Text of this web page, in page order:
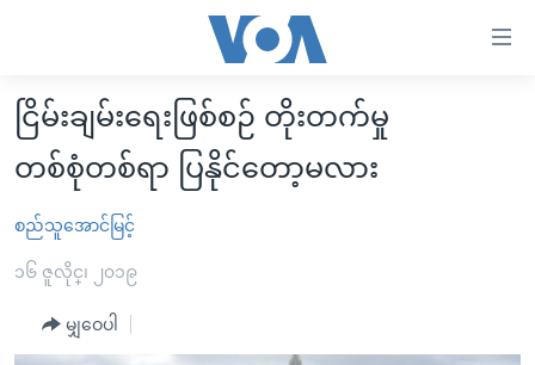
လွယ်ကူ
စေ
Link
များ
မူလစာမျက်နှာ
မြန်မာ
ကမ္ဘာ့သတင်းများ
တရုတ်
ရပ်ဝန်းတခု လမ်းတခု အလွန်
ငြိမ်းချမ်းရေးဖြစ်စဉ် တိုးတက်မှု
တစ်စုံတစ်ရာ ပြနိုင်တော့မလား
စည်သူအောင်မြင့်
၁၆ ဇူလိုင္၊ ၂၀၁၉
မျှဝေပါ